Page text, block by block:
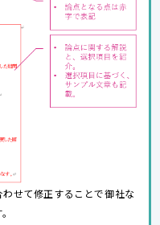
せて修正することで御社な